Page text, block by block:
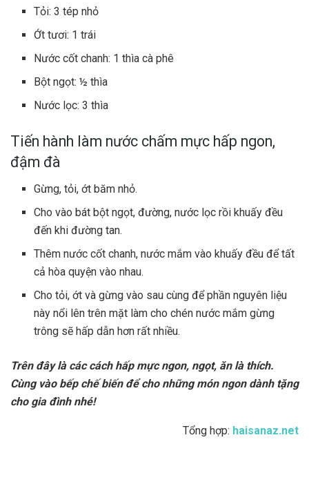
Tỏi: 3 tép nhỏ
Ớt tươi: 1 trái
Nước cốt chanh: 1 thìa cà phê
Bột ngọt: ½ thìa
Nước lọc: 3 thìa
Tiến hành làm nước chấm mực hấp ngon,
đậm đà
Gừng, tỏi, ớt băm nhỏ.
Cho vào bát bột ngọt, đường, nước lọc rồi khuấy đều
đến khi đường tan.
Thêm nước cốt chanh, nước mắm vào khuấy đều để tất
cả hòa quyện vào nhau.
Cho tỏi, ớt và gừng vào sau cùng để phần nguyên liệu
này nổi lên trên mặt làm cho chén nước mắm gừng
trông sẽ hấp dẫn hơn rất nhiều.
Trên đây là các cách hấp mực ngon, ngọt, ăn là thích.
Cùng vào bếp chế biến để cho những món ngon dành tặng
cho gia đình nhé!
Tổng hợp: haisanaz.net